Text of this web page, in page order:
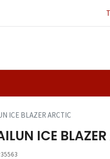
ICE BLAZER ARCTIC
ICE